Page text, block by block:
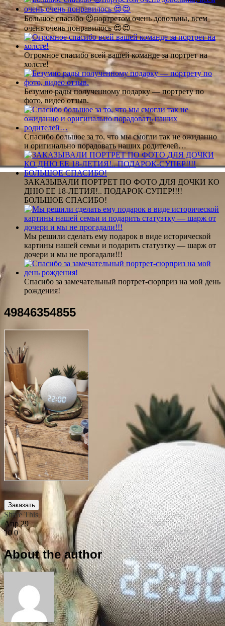
Большое спасибо 😍портретом очень довольны, всем
очень очень понравилось 😍😍
Огромное спасибо всей вашей команде за портрет на
холсте!
Безумно рады полученному подарку — портрету по
фото, видео отзыв.
Спасибо большое за то, что мы смогли так не ожиданно
и оригинально порадовать наших родителей…
ЗАКАЗЫВАЛИ ПОРТРЕТ ПО ФОТО ДЛЯ ДОЧКИ КО
ДНЮ ЕЕ 18-ЛЕТИЯ!.. ПОДАРОК-СУПЕР!!!!
БОЛЬШОЕ СПАСИБО!
Мы решили сделать ему подарок в виде исторической
картины нашей семьи и подарить статуэтку — шарж от
дочери и мы не прогадали!!!
Спасибо за замечательный портрет-сюрприз на мой день
рождения!
49846354855
Заказать
Share This
Апр 29
100
About the author